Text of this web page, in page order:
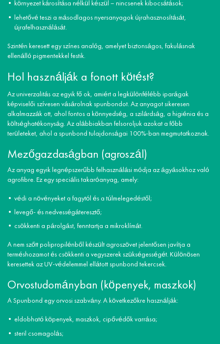
környezet károsítása nélkül készül – nincsenek kibocsátások;
lehetővé teszi a másodlagos nyersanyagok újrahasznosítását,
újrafelhasználását.
Szintén keresett egy színes analóg, amelyet biztonságos, fakulásnak
ellenálló pigmentekkel festik.
Hol használják a fonott kötést?
Az univerzalitás az egyik fő ok, amiért a legkülönfélébb iparágak
képviselői szívesen vásárolnak spunbondot. Az anyagot sikeresen
alkalmazzák ott, ahol fontos a könnyedség, a szilárdság, a higiénia és a
költséghatékonyság. Az alábbiakban felsoroljuk azokat a főbb
területeket, ahol a spunbond tulajdonságai 100%-ban megmutatkoznak.
Mezőgazdaságban (agroszál)
Az anyag egyik legnépszerűbb felhasználási módja az ágyásokhoz való
agrofibre. Ez egy speciális takaróanyag, amely:
védi a növényeket a fagytól és a túlmelegedéstől;
levegő- és nedvességáteresztő;
csökkenti a párolgást, fenntartja a mikroklímát.
A nem szőtt polipropilénből készült agroszövet jelentősen javítja a
terméshozamot és csökkenti a vegyszerek szükségességét. Különösen
keresettek az UV-védelemmel ellátott spunbond tekercsek.
Orvostudományban (köpenyek, maszkok)
A Spunbond egy orvosi szabvány. A következőkre használják:
eldobható köpenyek, maszkok, cipővédők varrása;
steril csomagolás;